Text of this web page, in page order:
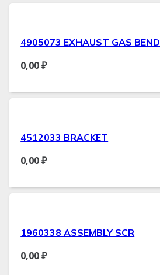
4905073 EXHAUST GAS BEND
0,00₽
4512033 BRACKET
0,00₽
1960338 ASSEMBLY SCR
0,00₽